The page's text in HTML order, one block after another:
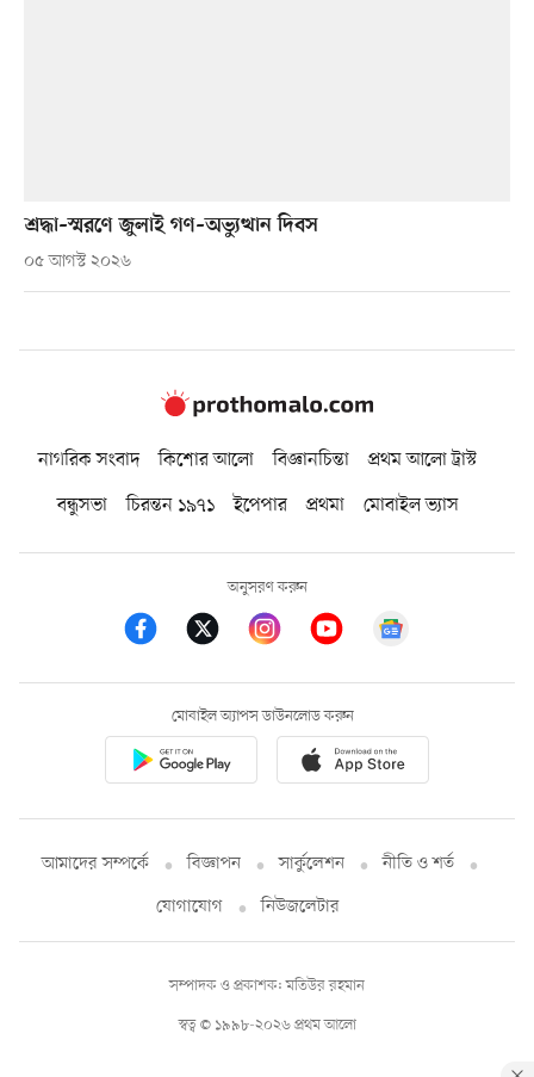
শ্রদ্ধা–স্মরণে জুলাই গণ–অভ্যুত্থান দিবস
০৫ আগস্ট ২০২৬
নাগরিক সংবাদ কিশোর আলো বিজ্ঞানচিন্তা
প্রথম আলো ট্রাস্ট
বন্ধুসভা
চিরন্তন ১৯৭১ ইপেপার প্রথমা মোবাইল ভ্যাস
অনুসরণ করুন
মোবাইল অ্যাপস ডাউনলোড করুন
আমাদের সম্পর্কে বিজ্ঞাপন সার্কুলেশন
নীতি ও শর্ত
যোগাযোগ
নিউজলেটার
স্বত্ব © ১৯৯৮-২০২৬ প্রথম আলো
সম্পাদক ও প্রকাশক: মতিউর রহমান